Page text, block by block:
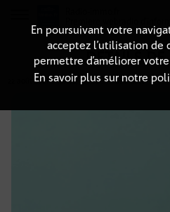
DÉTAILS
22 août 2021à 16h00 , durée : Invalid date
En poursuivant votre
acceptez l’utilisation de
permettre d’améliorer
En savoir plus sur notre